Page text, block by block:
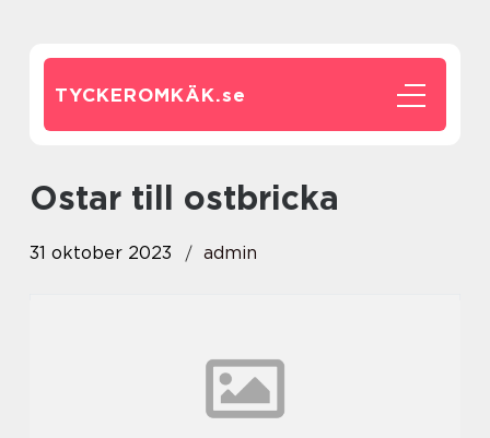
TYCKEROMKÄK.se
ostar till ostbricka
31 oktober 2023 admin